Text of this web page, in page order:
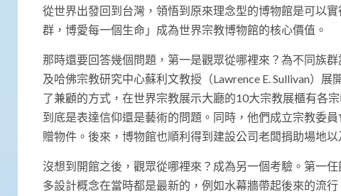
從世界出發回到台灣，領悟到原來理念型的博物館是可以
群，博愛每一個生命」成為世界宗教博物館的核心價值。
那時還要回答幾個問題，第一是觀眾從哪裡來？為不同族
及哈佛宗教研究中心蘇利文教授（Lawrence E. Sullivan）
了兼顧的方式，在世界宗教展示大廳的10大宗教展櫃有各
到底是表達信仰還是藝術的問題。同時，他們成立宗教委
贈物件。後來，博物館也順利得到建設公司老闆捐助場地
沒想到開館之後，觀眾從哪裡來？成為另一個考驗。第一
多設計概念在當時都是最新的，例如水幕牆帶起後來的流